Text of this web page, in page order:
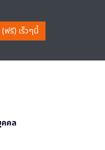
ฟรี) เร็วๆนี้
คล